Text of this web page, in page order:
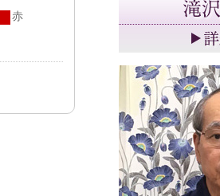
赤